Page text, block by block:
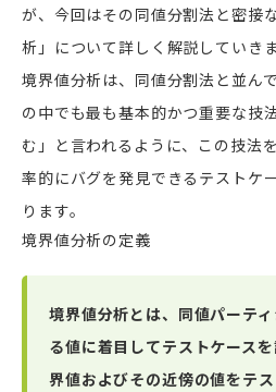
が、今回はその同値分割法と密接
析」について詳しく解説していきま
境界値分析は、同値分割法と並ん
の中でも最も基本的かつ重要な技
む」と言われるように、この技法
率的にバグを発見できるテストケ
ります。
境界値分析の定義
境界値分析とは、同値パーテ
る値に着目してテストケース
界値およびその近傍の値をテ